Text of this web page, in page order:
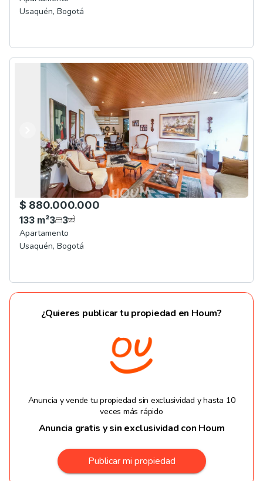
Usaquén, Bogotá
Anterior
Siguiente
$ 880.000.000
133 m²3 3
Apartamento
Usaquén, Bogotá
¿Quieres publicar tu propiedad en Houm?
Anuncia y vende tu propiedad sin exclusividad y hasta 10
veces más rápido
Anuncia gratis y sin exclusividad con Houm
Publicar mi propiedad